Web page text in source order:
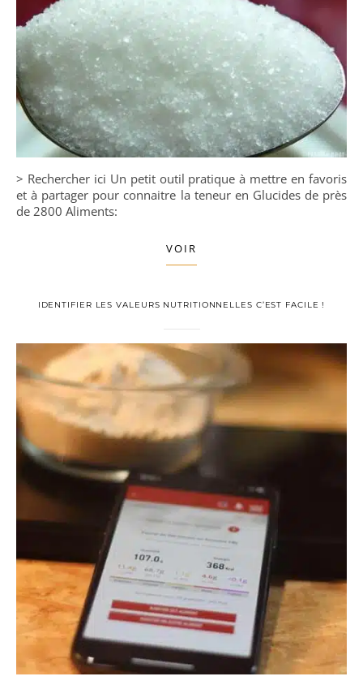
> Rechercher ici Un petit outil pratique à mettre en favoris
et à partager pour connaitre la teneur en Glucides de près
de 2800 Aliments:
VOIR
IDENTIFIER LES VALEURS NUTRITIONNELLES C’EST FACILE !